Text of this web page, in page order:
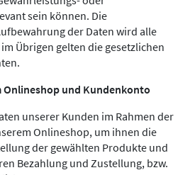
sein können. Die
der Daten wird alle
Übrigen gelten die gesetzlichen
und Kundenkonto
unserer Kunden im Rahmen der
Onlineshop, um ihnen die
der gewählten Produkte und
Bezahlung und Zustellung, bzw.